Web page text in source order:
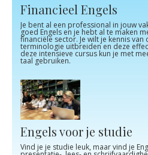
Financieel Engels
Je bent al een professional in jouw
goed Engels en je hebt al te maken
financiële sector. Je wilt je kennis
terminologie uitbreiden en deze
deze intensieve cursus kun je met
taal gebruiken.
Engels voor je studie
Vind je je studie leuk, maar vind je